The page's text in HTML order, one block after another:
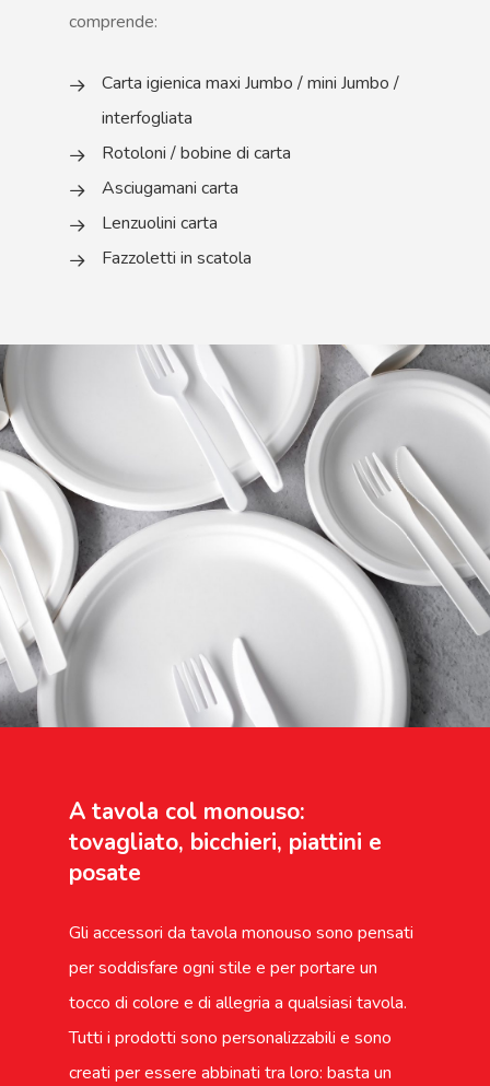
comprende:
Carta igienica maxi Jumbo / mini Jumbo /
interfogliata
Rotoloni / bobine di carta
Asciugamani carta
Lenzuolini carta
Fazzoletti in scatola
A tavola col monouso:
tovagliato, bicchieri, piattini e
posate
Gli accessori da tavola monouso sono pensati
per soddisfare ogni stile e per portare un
tocco di colore e di allegria a qualsiasi tavola.
Tutti i prodotti sono personalizzabili e sono
creati per essere abbinati tra loro: basta un